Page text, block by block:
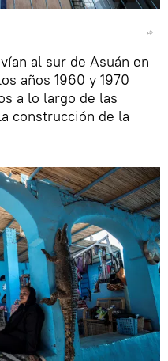
al sur de Asuán en
años 1960 y 1970
a lo largo de las
construcción de la